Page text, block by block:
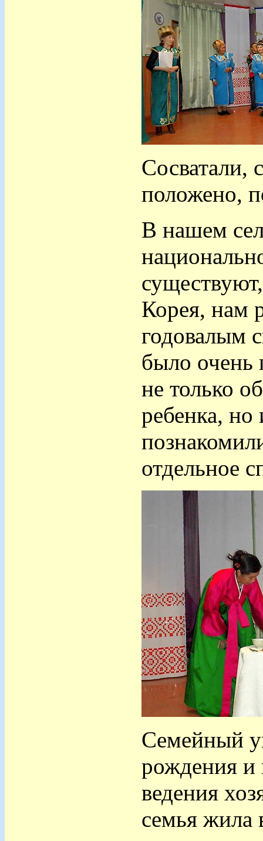
Сосватали,
положено,
В нашем
Корея, нам
годовалым
было очень
не только
ребенка,
отдельное
Семейный
рождения и
ведения
семья жила